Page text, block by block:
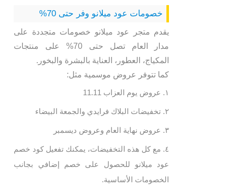
خصومات عود ميلانو وفر حتى 70%
يقدم متجر عود ميلانو خصومات متجددة على
مدار العام تصل حتى 70% على منتجات
المكياج، العطور، العناية بالبشرة والبخور.
كما تتوفر عروض موسمية مثل:
عروض يوم العزاب 11.11
تخفيضات البلاك فرايدي والجمعة البيضاء
عروض نهاية العام وعروض ديسمبر
مع كل هذه التخفيضات، يمكنك تفعيل كود خصم
عود ميلانو للحصول على خصم إضافي بجانب
الخصومات الأساسية.